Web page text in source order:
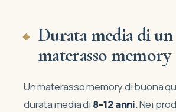
Durata media di un
materasso memory
Un materasso memory di buona
durata media di 8–12 anni. Nei